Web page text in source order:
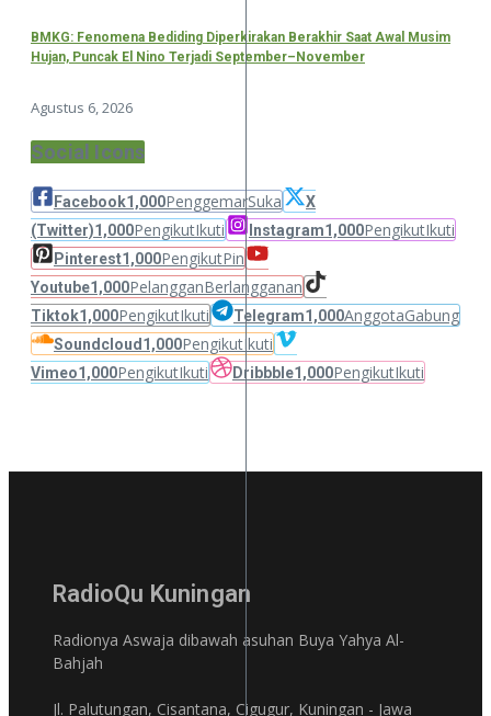
BMKG: Fenomena Bediding Diperkirakan Berakhir Saat Awal Musim
Hujan, Puncak El Nino Terjadi September–November
Agustus 6, 2026
Social Icons
Facebook1,000PenggemarSuka
X
(Twitter)1,000PengikutIkuti Instagram1,000PengikutIkuti
Pinterest1,000PengikutPin
Youtube1,000PelangganBerlangganan
Tiktok1,000PengikutIkuti Telegram1,000AnggotaGabung
Soundcloud 1,000PengikutIkuti
Vimeo1,000PengikutIkuti Dribbble1,000PengikutIkuti
RadioQu Kuningan
Radionya Aswaja dibawah asuhan Buya Yahya Al-
Bahjah
Jl. Palutungan, Cisantana, Cigugur, Kuningan - Jawa